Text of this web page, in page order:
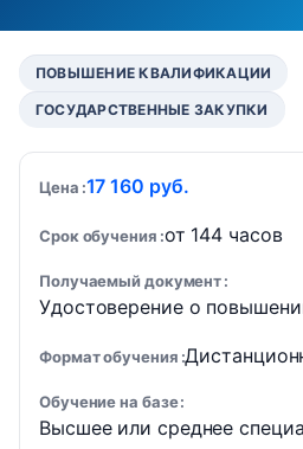
ПОВЫШЕНИЕ КВАЛИФИКАЦИИ
ГОСУДАРСТВЕННЫЕ ЗАКУПКИ
Цена 17 160 руб.
Срок обучения от 144 часов
Получаемый документ
Удостоверение о
Формат обучения
Обучение на базе
Высшее или среднее